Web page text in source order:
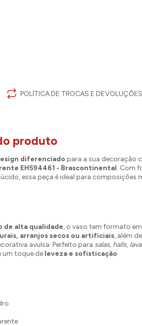
POLÍTICA DE TROCAS E DEVOLUÇÕES
produto
diferenciado para a sua decoração
EH594461 - Brascontinental. Com
essa peça é ideal para composições
de alta qualidade, o vaso tem formato
arranjos secos ou artificiais, além
avulsa. Perfeito para salas, halls,
um toque de leveza e sofisticação.